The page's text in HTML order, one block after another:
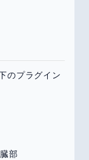
のプラグイン
部